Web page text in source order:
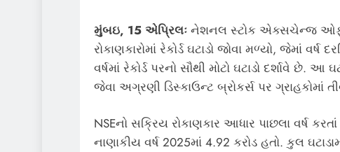
મુંબઇ, 15 એપ્રિલઃ નેશનલ સ્ટોક એક્સચેન્જ ઓફ
રોકાણકારોમાં રેકોર્ડ ઘટાડો જોવા મળ્યો, જેમાં
વર્ષમાં રેકોર્ડ પરનો સૌથી મોટો ઘટાડો દર્શાવે
જેવા અગ્રણી ડિસ્કાઉન્ટ બ્રોકર્સ પર ગ્રાહકોમાં
NSEનો સક્રિય રોકાણકાર આધાર પાછલા વર્ષ
નાણાકીય વર્ષ 2025માં 4.92 કરોડ હતો. કુલ